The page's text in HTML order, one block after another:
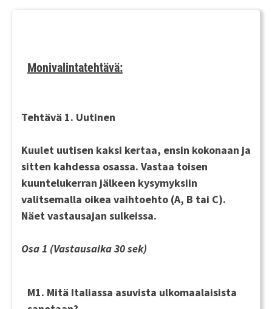
Monivalintatehtävä:
Tehtävä 1. Uutinen
Kuulet uutisen kaksi kertaa, ensin kokonaan ja
sitten kahdessa osassa. Vastaa toisen
kuuntelukerran jälkeen kysymyksiin
valitsemalla oikea vaihtoehto (A, B tai C).
Näet vastausajan sulkeissa.
Osa 1 (Vastausaika 30 sek)
M1. Mitä Italiassa asuvista ulkomaalaisista